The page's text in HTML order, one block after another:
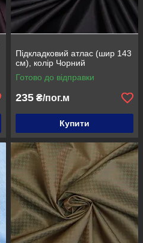
Підкладковий атлас (шир 143
см), колір Чорний
Готово до відправки
235 ₴/пог.м
Купити